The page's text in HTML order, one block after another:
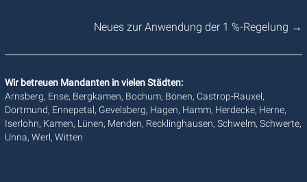
Neues zur Anwendung der 1 %-Regelung →
Wir betreuen Mandanten in vielen Städten:
Arnsberg, Ense, Bergkamen, Bochum, Bönen, Castrop-Rauxel,
Dortmund, Ennepetal, Gevelsberg, Hagen, Hamm, Herdecke, Herne,
Iserlohn, Kamen, Lünen, Menden, Recklinghausen, Schwelm, Schwerte,
Unna, Werl, Witten